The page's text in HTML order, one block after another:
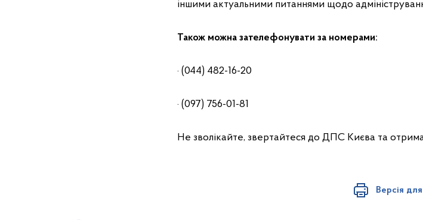
іншими актуальними питаннями щодо
Також можна зателефонувати за номерами:
· (044) 482-16-20
· (097) 756-01-81
Не зволікайте, звертайтеся до ДПС Києва та
Версія